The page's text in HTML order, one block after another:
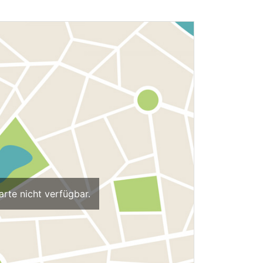
nicht verfügbar.